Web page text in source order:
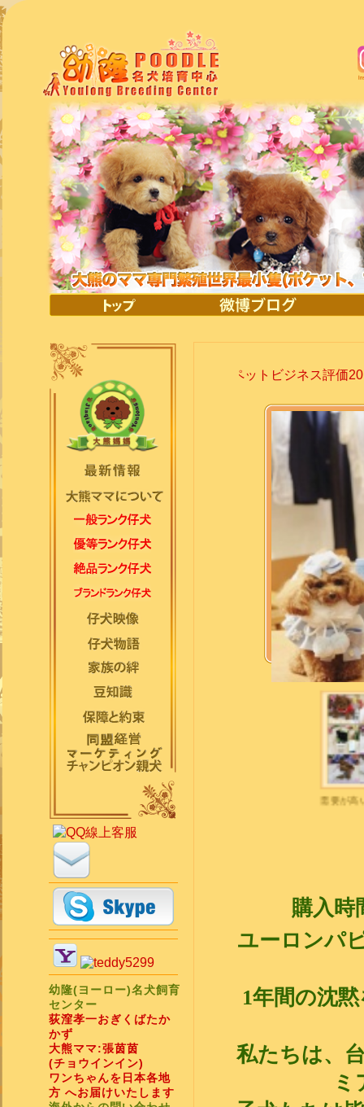
幼隆(ヨーロー)名犬飼育
センター
荻漥孝一おぎくばたか
かず
大熊ママ:張茵茵
(チョウインイン)
ワンちゃんを日本各地
方 へお届けいたします
特定のペットビジネス評価2019の優秀賞。...
需要が高い
購入時
ユーロンパ
1年間の沈
私たちは、
ミ